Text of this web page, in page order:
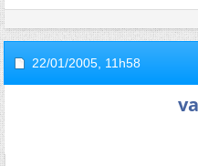
22/01/2005, 11h58